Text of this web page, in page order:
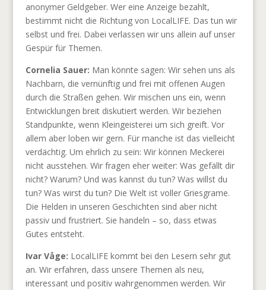
anonymer Geldgeber. Wer eine Anzeige bezahlt,
bestimmt nicht die Richtung von LocalLIFE. Das tun wir
selbst und frei. Dabei verlassen wir uns allein auf unser
Gespür für Themen.
Cornelia Sauer: Man könnte sagen: Wir sehen uns als
Nachbarn, die vernünftig und frei mit offenen Augen
durch die Straßen gehen. Wir mischen uns ein, wenn
Entwicklungen breit diskutiert werden. Wir beziehen
Standpunkte, wenn Kleingeisterei um sich greift. Vor
allem aber loben wir gern. Für manche ist das vielleicht
verdächtig. Um ehrlich zu sein: Wir können Meckerei
nicht ausstehen. Wir fragen eher weiter: Was gefällt dir
nicht? Warum? Und was kannst du tun? Was willst du
tun? Was wirst du tun? Die Welt ist voller Griesgrame.
Die Helden in unseren Geschichten sind aber nicht
passiv und frustriert. Sie handeln – so, dass etwas
Gutes entsteht.
Ivar Våge: LocalLIFE kommt bei den Lesern sehr gut
an. Wir erfahren, dass unsere Themen als neu,
interessant und positiv wahrgenommen werden. Wir